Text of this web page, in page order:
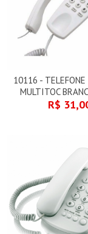
10116 - TELEFONE
MULTITOC
R$